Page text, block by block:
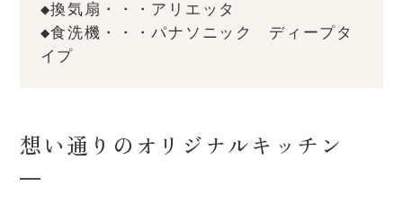
◆換気扇・・・アリエッタ
◆食洗機・・・パナソニック　ディープタ
イプ
想い通りのオリジナルキッチン